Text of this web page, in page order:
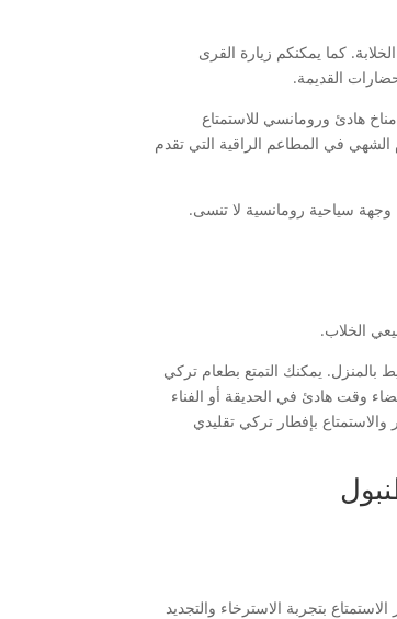
كما يمكنكم زيارة القرى
القديمة.
هادئ ورومانسي للاستمتاع
الشهي في المطاعم الراقية التي تقدم
وجهة سياحية رومانسية لا تنسى.
الخلاب.
بالمنزل. يمكنك التمتع بطعام تركي
وقت هادئ في الحديقة أو الفناء
بإفطار تركي تقليدي
بتجربة الاسترخاء والتجديد